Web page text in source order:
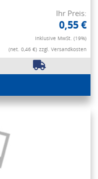
Ihr Preis:
0,55 €
Inklusive MwSt. (19%)
(net. 0,46 €) zzgl. Versandkosten